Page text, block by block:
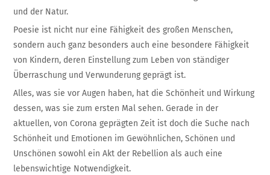
und der Natur.
Poesie ist nicht nur eine Fähigkeit des großen Menschen,
sondern auch ganz besonders auch eine besondere Fähigkeit
von Kindern, deren Einstellung zum Leben von ständiger
Überraschung und Verwunderung geprägt ist.
Alles, was sie vor Augen haben, hat die Schönheit und Wirkung
dessen, was sie zum ersten Mal sehen. Gerade in der
aktuellen, von Corona geprägten Zeit ist doch die Suche nach
Schönheit und Emotionen im Gewöhnlichen, Schönen und
Unschönen sowohl ein Akt der Rebellion als auch eine
lebenswichtige Notwendigkeit.